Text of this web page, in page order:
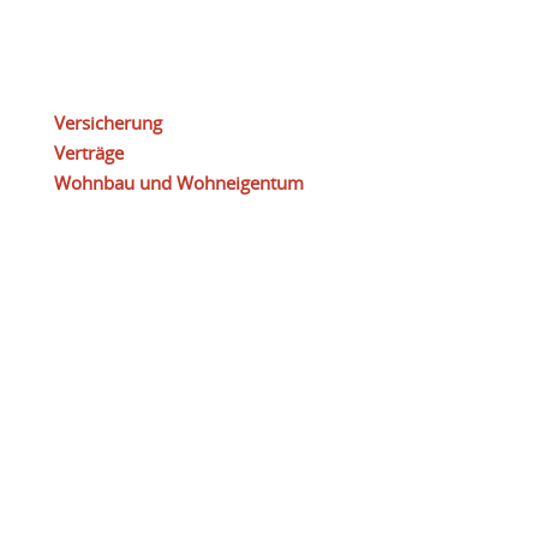
Versicherung
Verträge
Wohnbau und Wohneigentum